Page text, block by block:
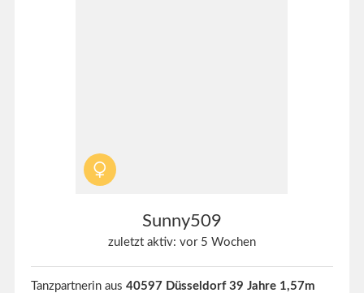
Sunny509
zuletzt aktiv: vor 5 Wochen
Tanzpartnerin aus 40597 Düsseldorf 39 Jahre 1,57m